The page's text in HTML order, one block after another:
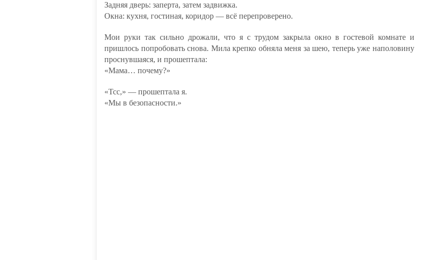
Задняя дверь: заперта, затем задвижка.
Окна: кухня, гостиная, коридор — всё перепроверено.
Мои руки так сильно дрожали, что я с трудом закрыла окно в гостевой комнате и
пришлось попробовать снова. Мила крепко обняла меня за шею, теперь уже наполовину
проснувшаяся, и прошептала:
«Мама… почему?»
«Тсс,» — прошептала я.
«Мы в безопасности.»